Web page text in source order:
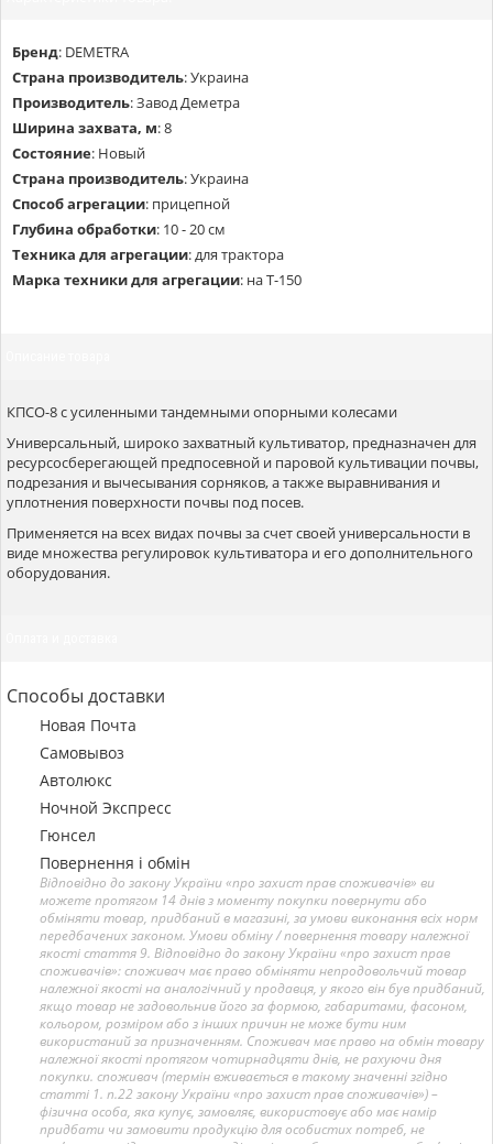
Бренд: DEMETRA
Страна производитель:Украина
Производитель:Завод Деметра
Ширина захвата, м:8
Состояние: Новый
Страна производитель:Украина
Способ агрегации: прицепной
Глубина обработки: 10 - 20 см
Техника для агрегации: для трактора
Марка техники для агрегации: на Т-150
КПСО-8 с усиленными тандемными опорными колесами
Универсальный, широко захватный культиватор, предназначен для
ресурсосберегающей предпосевной и паровой культивации почвы,
подрезания и вычесывания сорняков, а также выравнивания и
уплотнения поверхности почвы под посев.
Применяется на всех видах почвы за счет своей универсальности в
виде множества регулировок культиватора и его дополнительного
оборудования.
Способы доставки
Новая Почта
Самовывоз
Автолюкс
Ночной Экспресс
Гюнсел
Повернення і обмін
Відповідно до закону України «про захист прав споживачів» ви
можете протягом 14 днів з моменту покупки повернути або
обміняти товар, придбаний в магазині, за умови виконання всіх норм
передбачених законом. Умови обміну / повернення товару належної
якості стаття 9. Відповідно до закону України «про захист прав
споживачів»: споживач має право обміняти непродовольчий товар
належної якості на аналогічний у продавця, у якого він був придбаний,
якщо товар не задовольнив його за формою, габаритами, фасоном,
кольором, розміром або з інших причин не може бути ним
використаний за призначенням. Споживач має право на обмін товару
належної якості протягом чотирнадцяти днів, не рахуючи дня
покупки. споживач (термін вживається в такому значенні згідно
статті 1. п.22 закону України «про захист прав споживачів») –
фізична особа, яка купує, замовляє, використовує або має намір
придбати чи замовити продукцію для особистих потреб, не